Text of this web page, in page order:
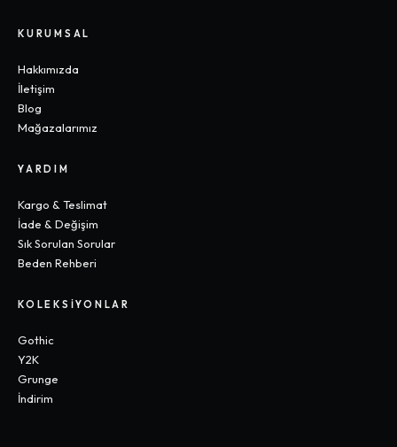
KURUMSAL
Hakkımızda
İletişim
Blog
Mağazalarımız
YARDIM
Kargo & Teslimat
İade & Değişim
Sık Sorulan Sorular
Beden Rehberi
KOLEKSIYONLAR
Gothic
Y2K
Grunge
İndirim